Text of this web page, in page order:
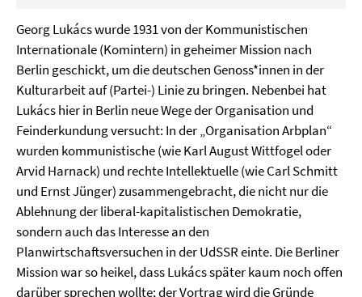
Georg Lukács wurde 1931 von der Kommunistischen
Internationale (Komintern) in geheimer Mission nach
Berlin geschickt, um die deutschen Genoss*innen in der
Kulturarbeit auf (Partei-) Linie zu bringen. Nebenbei hat
Lukács hier in Berlin neue Wege der Organisation und
Feinderkundung versucht: In der „Organisation Arbplan“
wurden kommunistische (wie Karl August Wittfogel oder
Arvid Harnack) und rechte Intellektuelle (wie Carl Schmitt
und Ernst Jünger) zusammengebracht, die nicht nur die
Ablehnung der liberal-kapitalistischen Demokratie,
sondern auch das Interesse an den
Planwirtschaftsversuchen in der UdSSR einte. Die Berliner
Mission war so heikel, dass Lukács später kaum noch offen
darüber sprechen wollte; der Vortrag wird die Gründe